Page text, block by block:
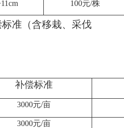
11cm 100元/株
准（含移栽、采伐
补偿标准
3000元/亩
3000元/亩